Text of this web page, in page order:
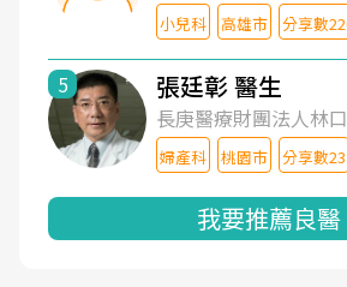
小兒科 高雄市 分享數
5 張廷彰 醫生
長庚醫療財團法人林
婦產科 桃園市 分享數23
我要推薦良醫